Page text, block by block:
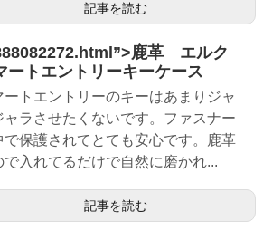
記事を読む
鹿革 エルク
ートエントリーキーケース
ートエントリーのキーはあまりジャ
ャラさせたくないです。ファスナー
で保護されてとても安心です。鹿革
で入れてるだけで自然に磨かれ...
記事を読む